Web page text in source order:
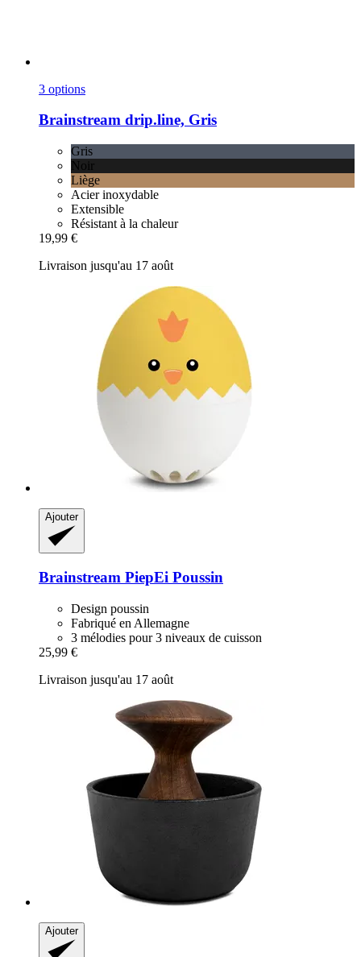
3 options
Brainstream drip.line, Gris
Gris
Noir
Liège
Acier inoxydable
Extensible
Résistant à la chaleur
19,99 €
Livraison jusqu'au 17 août
Ajouter
Brainstream PiepEi Poussin
Design poussin
Fabriqué en Allemagne
3 mélodies pour 3 niveaux de cuisson
25,99 €
Livraison jusqu'au 17 août
Ajouter